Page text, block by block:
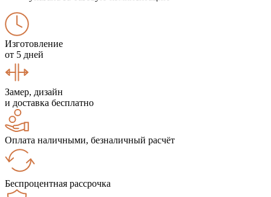
Изготовление
от 5 дней
Замер, дизайн
и доставка бесплатно
Оплата наличными, безналичный расчёт
Беспроцентная рассрочка